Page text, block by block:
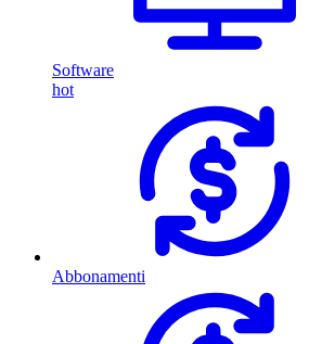
Software
hot
Abbonamenti